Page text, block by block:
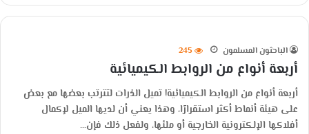
الباحثون المسلمون 245
أربعة أنواع من الروابط الكيميائية
أربعة أنواع من الروابط الكيميائية! تميل الذرات لتترتب بعضها مع بعض
على هيئة أنماط أكثر استقرارًا، وهذا يعني أن لديها الميل لإكمال
أفلاكها الإلكترونية الخارجية أو ملئها، ولفعل ذلك فإن…